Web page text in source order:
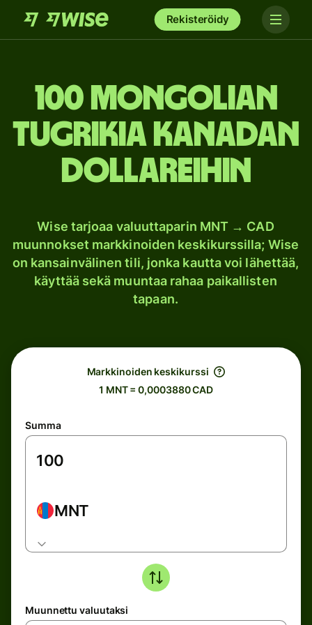
Rekisteröidy
100 Mongolian
tugrikia Kanadan
dollareihin
Wise tarjoaa valuuttaparin MNT → CAD
muunnokset markkinoiden keskikurssilla; Wise
on kansainvälinen tili, jonka kautta voi lähettää,
käyttää sekä muuntaa rahaa paikallisten
tapaan.
Markkinoiden keskikurssi
1 MNT = 0,0003880 CAD
Summa
MNT
Muunnettu valuutaksi